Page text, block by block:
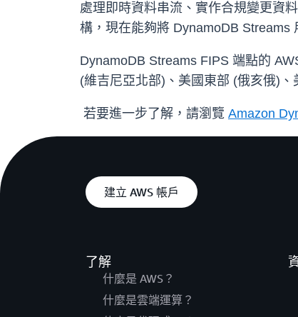
處理即時資料串流、實作合規變更資
構，現在能夠將 DynamoDB Streams
DynamoDB Streams FIPS 端點的
(維吉尼亞北部)、美國東部 (俄亥俄)
若要進一步了解，請瀏覽 Amazon
建立 AWS 帳戶
了解
什麼是 AWS？
什麼是雲端運算？